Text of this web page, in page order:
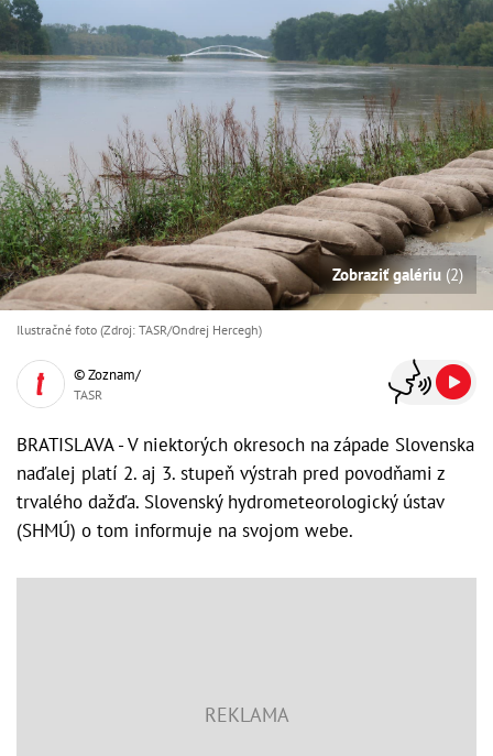
Zobraziť galériu (2)
Ilustračné foto (Zdroj: TASR/Ondrej Hercegh)
© Zoznam/
TASR
BRATISLAVA - V niektorých okresoch na západe Slovenska
naďalej platí 2. aj 3. stupeň výstrah pred povodňami z
trvalého dažďa. Slovenský hydrometeorologický ústav
(SHMÚ) o tom informuje na svojom webe.